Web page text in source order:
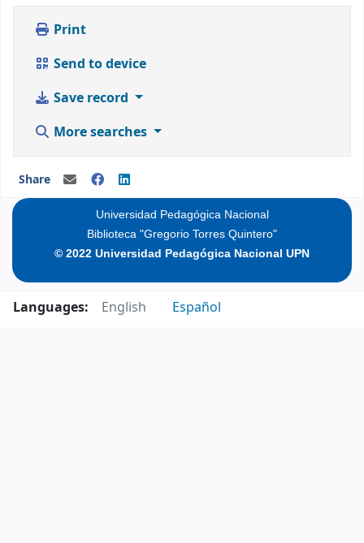
Print
Send to device
Save record
More searches
Share
Universidad Pedagógica Nacional
Biblioteca "Gregorio Torres Quintero"
© 2022 Universidad Pedagógica Nacional UPN
Languages: English Español